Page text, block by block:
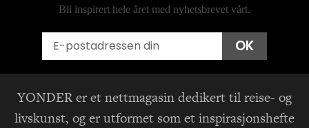
Bli inspirert hele året med nyhetsbrevet vårt.
OK
YONDER er et nettmagasin dedikert til reise- og
livskunst, og er utformet som et inspirasjonshefte